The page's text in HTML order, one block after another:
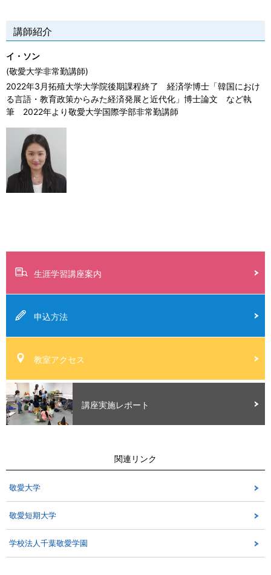
講師紹介
イ・ソン
(敬愛大学非常勤講師)
2022年3月拓殖大学大学院後期課程終了 経済学博士「韓国におけ
る言語・教育政策からみた経済発展と近代化」博士論文 など執
筆 2022年より敬愛大学国際学部非常勤講師
生涯学習講座案内
申込方法
教室アクセス
講座実施レポート
関連リンク
敬愛大学
敬愛短期大学
学校法人千葉敬愛学園